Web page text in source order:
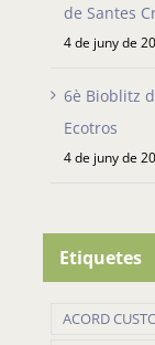
de Santes
4 de juny de
6è Bioblitz
Ecotros
4 de juny de
Etiquetes
ACORD